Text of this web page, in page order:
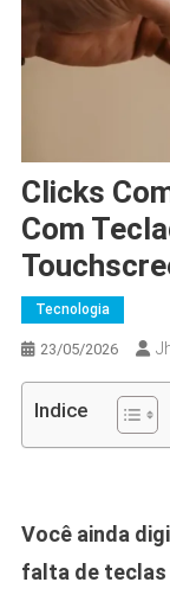
Clicks
Com
Tecnologia
23/05/2026
Indice
Você ainda
falta de teclas